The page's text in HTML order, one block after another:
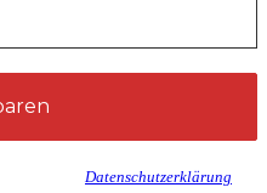
Datenschutzerklärung